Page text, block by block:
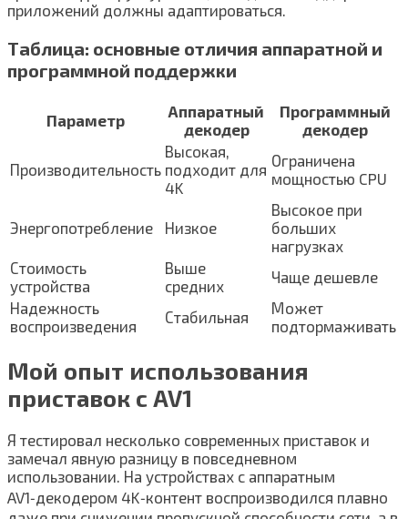
приложений должны адаптироваться.
Таблица: основные отличия аппаратной и
программной поддержки
Параметр
Аппаратный
декодер
Программный
декодер
Производительность
Высокая,
подходит для
4K
Ограничена
мощностью CPU
Энергопотребление Низкое
Высокое при
больших
нагрузках
Стоимость
устройства
Выше
средних
Чаще дешевле
Надежность
воспроизведения
Стабильная
Может
подтормаживать
Мой опыт использования
приставок с AV1
Я тестировал несколько современных приставок и
замечал явную разницу в повседневном
использовании. На устройствах с аппаратным
AV1‑декодером 4K‑контент воспроизводился плавно